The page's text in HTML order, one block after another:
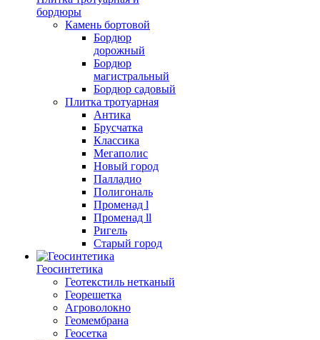
бордюры
Камень бортовой
Бордюр
дорожный
Бордюр
магистральный
Бордюр садовый
Плитка тротуарная
Антика
Брусчатка
Классика
Мегаполис
Новый город
Палладио
Полигональ
Променад l
Променад ll
Ригель
Старый город
Геосинтетика
Геотекстиль нетканый
Георешетка
Агроволокно
Геомембрана
Геосетка